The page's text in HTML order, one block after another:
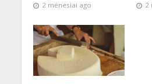
2 mėnesiai ago 2